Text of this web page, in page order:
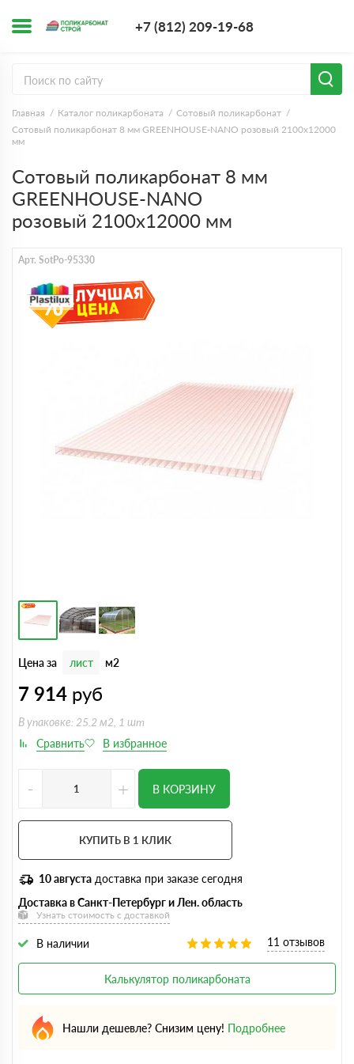
+7 (812) 209-19-68
Главная Каталог поликарбоната
Сотовый поликарбонат
Сотовый поликарбонат 8 мм GREENHOUSE-NANO розовый 2100х12000
мм
Сотовый поликарбонат 8 мм
GREENHOUSE-NANO
розовый 2100х12000 мм
Арт. SotPo-95330
Цена за лист м2
7 914 руб
В упаковке: 25.2 м2, 1 шт
- + В КОРЗИНУ
КУПИТЬ В 1 КЛИК
10 августа доставка при заказе сегодня
Доставка в Санкт-Петербург и Лен. область
Узнать стоимость с доставкой
В наличии 11 отзывов
Калькулятор поликарбоната
Нашли дешевле? Снизим цену! Подробнее